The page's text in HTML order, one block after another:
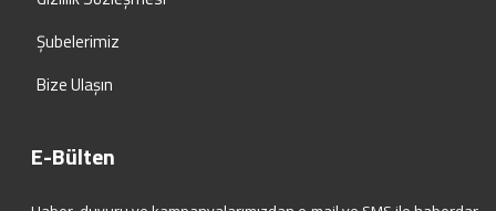
Şubelerimiz
Bize Ulaşın
E-Bülten